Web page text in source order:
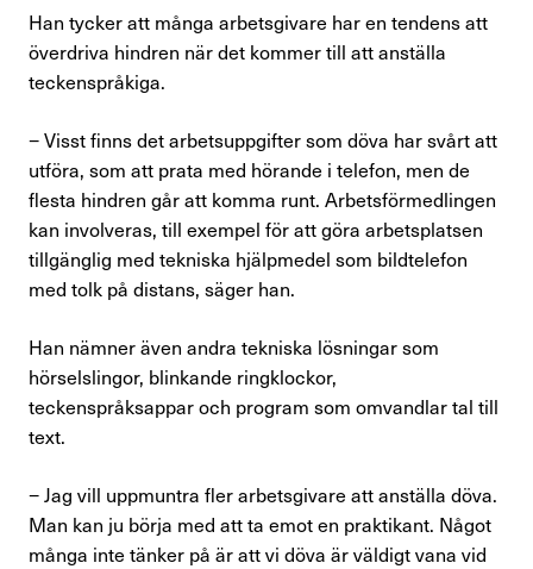
Han tycker att många arbetsgivare har en tendens att
överdriva hindren när det kommer till att anställa
teckenspråkiga.
− Visst finns det arbetsuppgifter som döva har svårt att
utföra, som att prata med hörande i telefon, men de
flesta hindren går att komma runt. Arbetsförmedlingen
kan involveras, till exempel för att göra arbetsplatsen
tillgänglig med tekniska hjälpmedel som bildtelefon
med tolk på distans, säger han.
Han nämner även andra tekniska lösningar som
hörselslingor, blinkande ringklockor,
teckenspråksappar och program som omvand­lar tal till
text.
− Jag vill uppmuntra fler arbetsgivare att anställa döva.
Man kan ju börja med att ta emot en praktikant. Något
många inte tänker på är att vi döva är väldigt vana vid